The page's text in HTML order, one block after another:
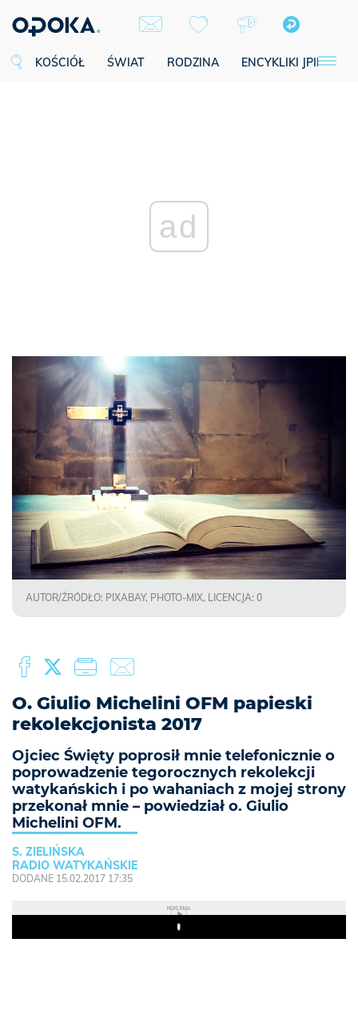
KOŚCIÓŁ ŚWIAT RODZINA ENCYKLIKI JPII
ad
AUTOR/ŹRÓDŁO: PIXABAY, PHOTO-MIX, LICENCJA: 0
O. Giulio Michelini OFM papieski
rekolekcjonista 2017
Ojciec Święty poprosił mnie telefonicznie o
poprowadzenie tegorocznych rekolekcji
watykańskich i po wahaniach z mojej strony
przekonał mnie – powiedział o. Giulio
Michelini OFM.
S. ZIELIŃSKA
RADIO WATYKAŃSKIE
DODANE 15.02.2017 17:35
REKLAMA
Play